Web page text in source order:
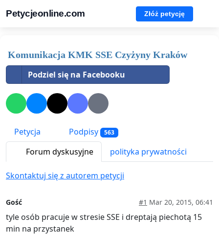
Petycjeonline.com Złóż petycję
Komunikacja KMK SSE Czyżyny Kraków
Podziel się na Facebooku
Petycja Podpisy 563
Forum dyskusyjne polityka prywatności
Skontaktuj się z autorem petycji
Gość #1 Mar 20, 2015, 06:41
tyle osób pracuje w stresie SSE i dreptają piechotą 15
min na przystanek